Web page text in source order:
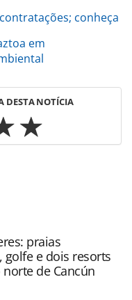
conheça
em
DESTA NOTÍCIA
economia-e-
braztoa-e-integra-
ferramentas
produzido pela
legislação brasileira
o conteúdo sem
praias
golfe e dois resorts
de Cancún